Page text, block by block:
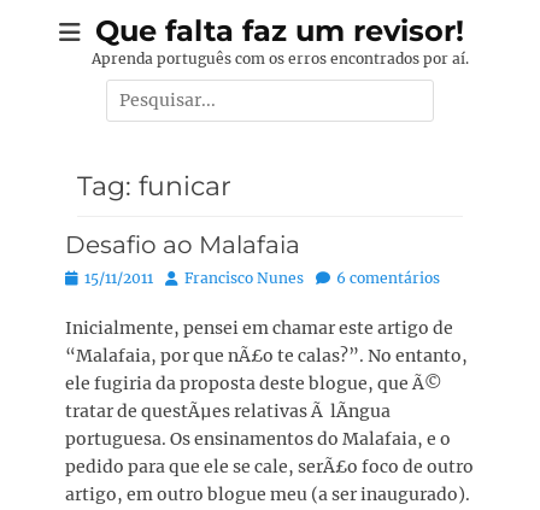
Que falta faz um revisor!
Aprenda português com os erros encontrados por aí.
Pesquisar
por:
Tag: funicar
Desafio ao Malafaia
Posted
15/11/2011 Autor:
Francisco Nunes 6 comentários
Inicialmente, pensei em chamar este artigo de
“Malafaia, por que nÃ£o te calas?”. No entanto,
ele fugiria da proposta deste blogue, que Ã©
tratar de questÃµes relativas Ã lÃ­ngua
portuguesa. Os ensinamentos do Malafaia, e o
pedido para que ele se cale, serÃ£o foco de outro
artigo, em outro blogue meu (a ser inaugurado).